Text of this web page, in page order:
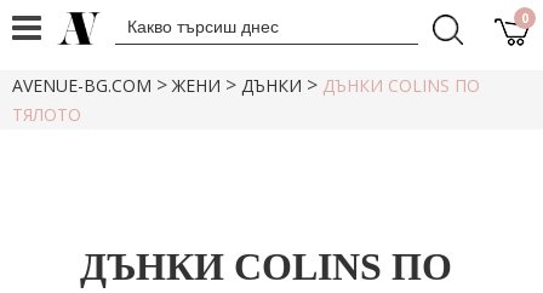
0
AVENUE-BG.COM >ЖЕНИ > ДЪНКИ > ДЪНКИ COLINS ПО
ТЯЛОТО
ДЪНКИ COLINS ПО